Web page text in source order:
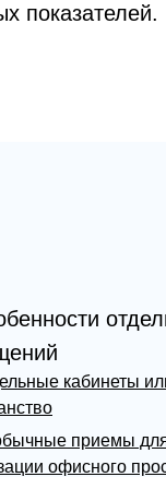
показателей.
кабинеты
приемы
офисного